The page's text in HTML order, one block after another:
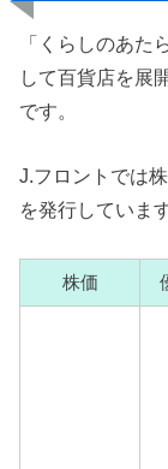
「くらしのあた
して百貨店を展
です。
J.フロントでは
を発行しています
株価